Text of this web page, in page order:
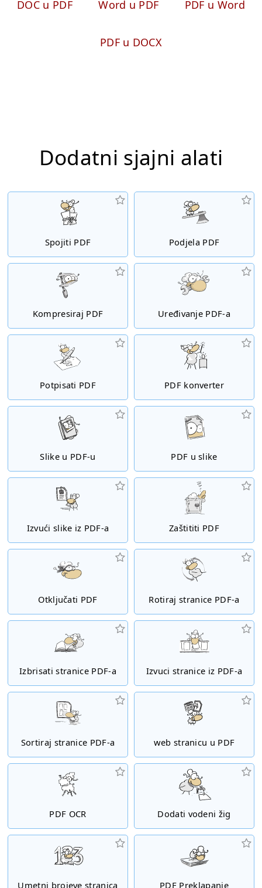
DOC u PDF Word u PDF PDF u Word
PDF u DOCX
Dodatni sjajni alati
Spojiti PDF Podjela PDF
Kompresiraj PDF Uređivanje PDF-a
Potpisati PDF PDF konverter
Slike u PDF-u PDF u slike
Izvući slike iz PDF-a Zaštititi PDF
Otključati PDF Rotiraj stranice PDF-a
Izbrisati stranice PDF-a Izvuci stranice iz PDF-a
Sortiraj stranice PDF-a web stranicu u PDF
PDF OCR Dodati vodeni žig
Umetni brojeve stranica PDF Preklapanje